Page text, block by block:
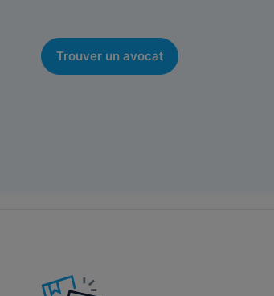
Trouver un avocat